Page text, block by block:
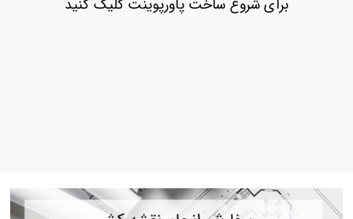
برای شروع ساخت پاورپوینت کلیک کنید